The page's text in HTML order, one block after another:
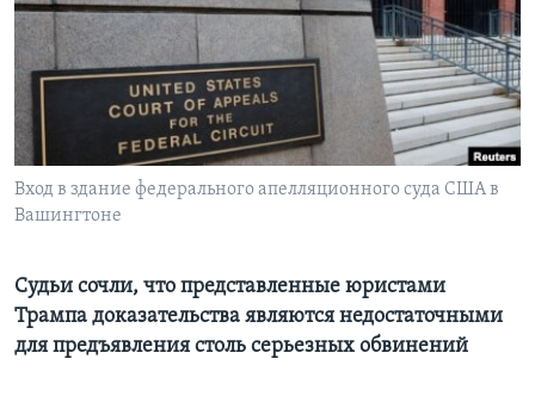
Learning English
СОЦИАЛЬНЫЕ СЕТИ
Языки
Вход в здание федерального апелляционного суда США в
Вашингтоне
Судьи сочли, что представленные юристами
Трампа доказательства являются недостаточными
для предъявления столь серьезных обвинений